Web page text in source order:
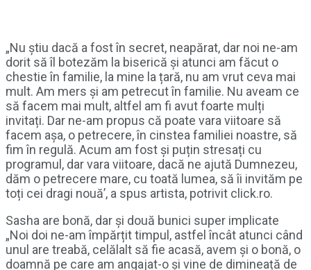
„Nu știu dacă a fost în secret, neapărat, dar noi ne-am
dorit să îl botezăm la biserică și atunci am făcut o
chestie în familie, la mine la țară, nu am vrut ceva mai
mult. Am mers și am petrecut în familie. Nu aveam ce
să facem mai mult, altfel am fi avut foarte mulți
invitați. Dar ne-am propus că poate vara viitoare să
facem așa, o petrecere, în cinstea familiei noastre, să
fim în regulă. Acum am fost și puțin stresați cu
programul, dar vara viitoare, dacă ne ajută Dumnezeu,
dăm o petrecere mare, cu toată lumea, să îi invităm pe
toți cei dragi nouă’, a spus artista, potrivit click.ro.
Sasha are bonă, dar și două bunici super implicate
„Noi doi ne-am împărțit timpul, astfel încât atunci când
unul are treabă, celălalt să fie acasă, avem și o bonă, o
doamnă pe care am angajat-o și vine de dimineață de